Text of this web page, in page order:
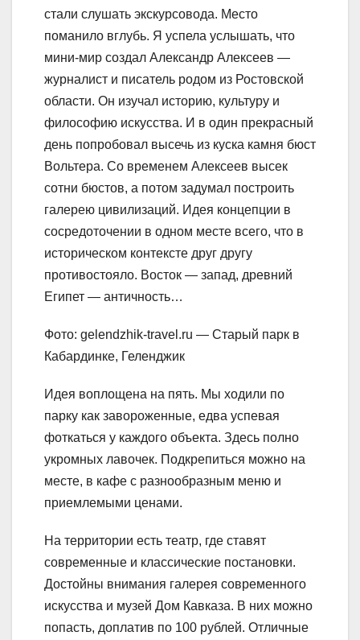
стали слушать экскурсовода. Место
поманило вглубь. Я успела услышать, что
мини-мир создал Александр Алексеев —
журналист и писатель родом из Ростовской
области. Он изучал историю, культуру и
философию искусства. И в один прекрасный
день попробовал высечь из куска камня бюст
Вольтера. Со временем Алексеев высек
сотни бюстов, а потом задумал построить
галерею цивилизаций. Идея концепции в
сосредоточении в одном месте всего, что в
историческом контексте друг другу
противостояло. Восток — запад, древний
Египет — античность…
Фото: gelendzhik-travel.ru — Старый парк в
Кабардинке, Геленджик
Идея воплощена на пять. Мы ходили по
парку как завороженные, едва успевая
фоткаться у каждого объекта. Здесь полно
укромных лавочек. Подкрепиться можно на
месте, в кафе с разнообразным меню и
приемлемыми ценами.
На территории есть театр, где ставят
современные и классические постановки.
Достойны внимания галерея современного
искусства и музей Дом Кавказа. В них можно
попасть, доплатив по 100 рублей. Отличные